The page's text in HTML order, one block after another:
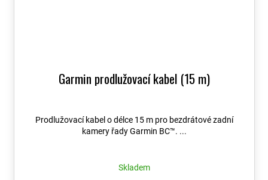
Garmin prodlužovací kabel (15 m)
Prodlužovací kabel o délce 15 m pro bezdrátové zadní
kamery řady Garmin BC™. ...
Skladem